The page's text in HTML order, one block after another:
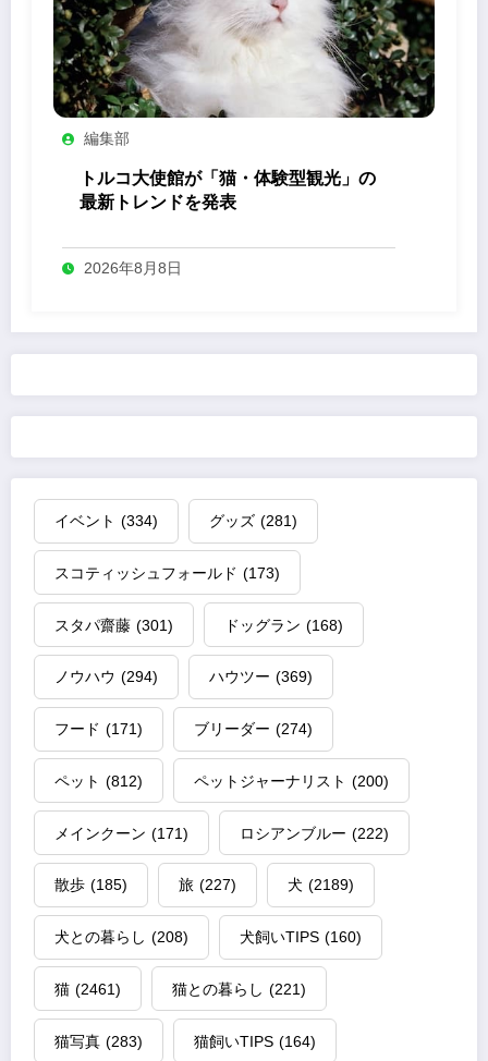
編集部
トルコ大使館が「猫・体験型観光」の
最新トレンドを発表
2026年8月8日
イベント (334) グッズ (281)
スコティッシュフォールド (173)
スタパ齋藤 (301) ドッグラン (168)
ノウハウ (294) ハウツー (369)
フード (171) ブリーダー (274)
ペット (812) ペットジャーナリスト (200)
メインクーン (171) ロシアンブルー (222)
散歩 (185) 旅 (227) 犬 (2189)
犬との暮らし (208) 犬飼いTIPS (160)
猫 (2461) 猫との暮らし (221)
猫写真 (283) 猫飼いTIPS (164)